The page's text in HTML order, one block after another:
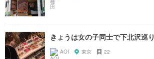
きょうは女の子同士で下北沢巡
AOI 東京 22